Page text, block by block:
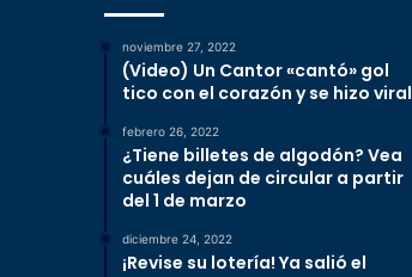
noviembre 27, 2022
(Video) Un Cantor «cantó» gol
tico con el corazón y se hizo viral
febrero 26, 2022
¿Tiene billetes de algodón? Vea
cuáles dejan de circular a partir
del 1 de marzo
diciembre 24, 2022
¡Revise su lotería! Ya salió el